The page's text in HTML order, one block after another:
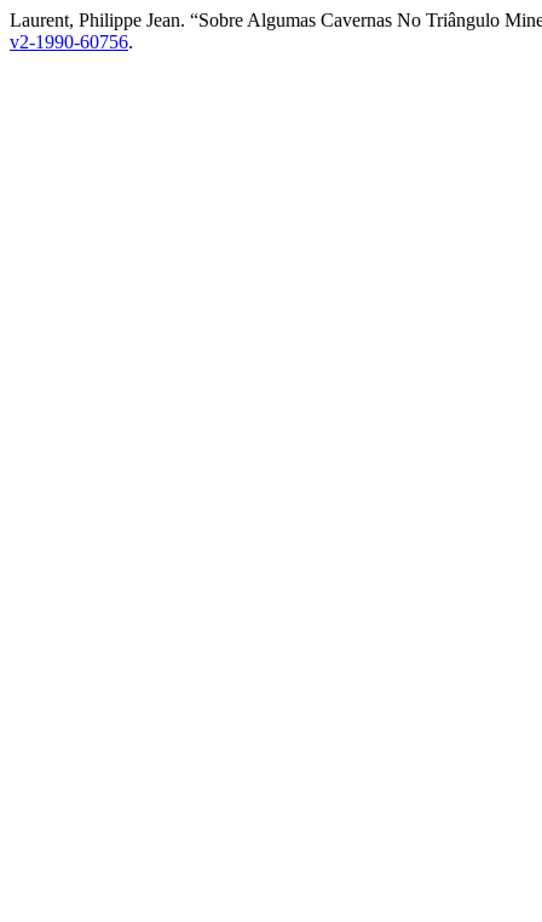
Laurent, Philippe Jean. “Sobre Algumas Cavernas No Triângulo
v2-1990-60756.